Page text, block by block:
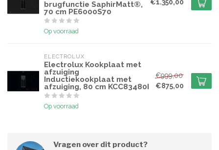
brugfunctie SaphirMatt®,
70 cm PE6000S70
Op voorraad
€1.350,00
ELECTROLUX
Electrolux Kookplaat met
afzuiging
Inductiekookplaat met
afzuiging, 80 cm KCC83480I
Op voorraad
€999,00
€875,00
Vragen over dit product?